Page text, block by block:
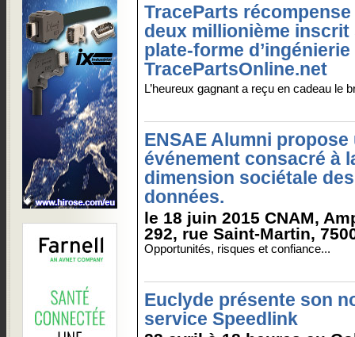
TraceParts récompense
deux millionième inscrit
plate-forme d’ingénierie
TracePartsOnline.net
L’heureux gagnant a reçu en cadeau
ENSAE Alumni propose
événement consacré à
dimension sociétale des
données.
le 18 juin 2015 CNAM,
292, rue Saint-Martin,
Opportunités, risques et confiance...
Euclyde présente son
service Speedlink